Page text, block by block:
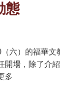
態
六）的福華
場，除了介
多